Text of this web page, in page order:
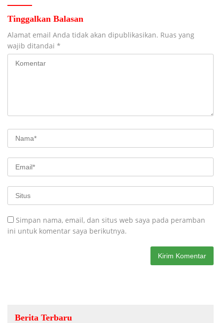
Tinggalkan Balasan
Alamat email Anda tidak akan dipublikasikan. Ruas yang
wajib ditandai *
Simpan nama, email, dan situs web saya pada peramban
ini untuk komentar saya berikutnya.
Berita Terbaru